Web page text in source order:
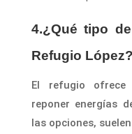
4.¿Qué tipo
Refugio López?
El refugio ofrece
reponer energías
las opciones,